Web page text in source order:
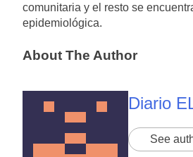
comunitaria y el resto se
epidemiológica.
About The Author
Diario
See